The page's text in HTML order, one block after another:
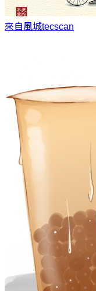
來自風城tecscan